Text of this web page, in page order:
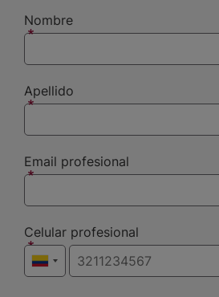
Nombre
Apellido
Email profesional
Celular profesional